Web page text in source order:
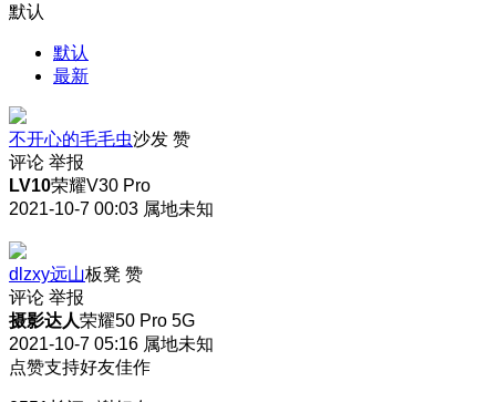
默认
默认
最新
不开心的毛毛虫沙发 赞
评论 举报
LV10荣耀V30 Pro
2021-10-7 00:03 属地未知
dlzxy远山板凳 赞
评论 举报
摄影达人荣耀50 Pro 5G
2021-10-7 05:16 属地未知
点赞支持好友佳作